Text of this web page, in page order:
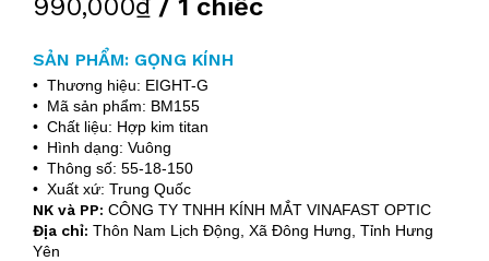
990,000₫ / 1 chiếc
SẢN PHẨM: GỌNG KÍNH
• Thương hiệu: EIGHT-G
• Mã sản phẩm: BM155
• Chất liệu: Hợp kim titan
• Hình dạng: Vuông
• Thông số: 55-18-150
• Xuất xứ: Trung Quốc
NK và PP: CÔNG TY TNHH KÍNH MẮT VINAFAST OPTIC
Địa chỉ: Thôn Nam Lịch Động, Xã Đông Hưng, Tỉnh Hưng
Yên